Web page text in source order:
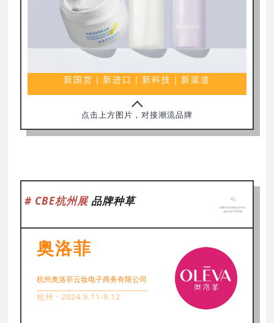
新国货｜新进口｜新科技｜新渠道
点击上方图片，对接潮流品牌
# CBE杭州展 品牌种草
奥洛菲
杭州奥洛菲云妆电子商务有限公司
杭州 · 2024.9.11-9.12